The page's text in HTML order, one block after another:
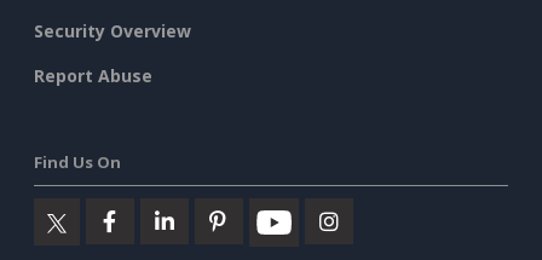
Security Overview
Report Abuse
Find Us On